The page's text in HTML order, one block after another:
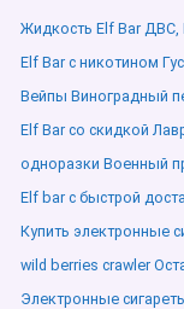
Жидкость Elf Bar ДВС,
Elf Bar с никотином
Вейпы Виноградный
Elf Bar со скидкой
одноразки Военный
Elf bar с быстрой
Купить электронные
wild berries crawler
Электронные